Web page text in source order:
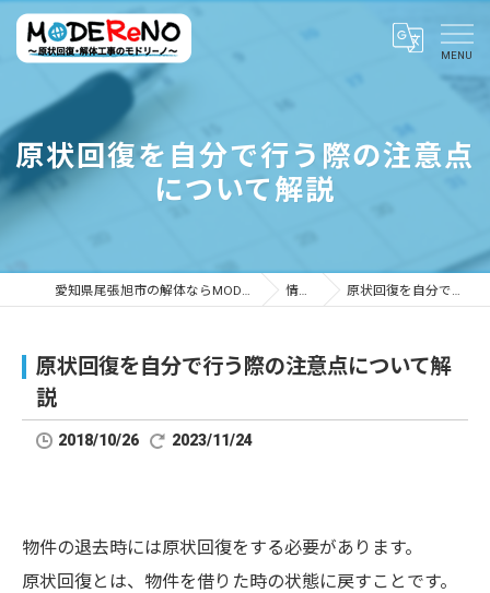
原状回復を自分で行う際の注意点
について解説
愛知県尾張旭市の解体ならMODEReNO ～原状回復・解体工事のモドリーノ～ 情報ブログ 原状回復を自分で行う際の注意点について解説
原状回復を自分で行う際の注意点について解
説
2018/10/26 2023/11/24
物件の退去時には原状回復をする必要があります。
原状回復とは、物件を借りた時の状態に戻すことです。